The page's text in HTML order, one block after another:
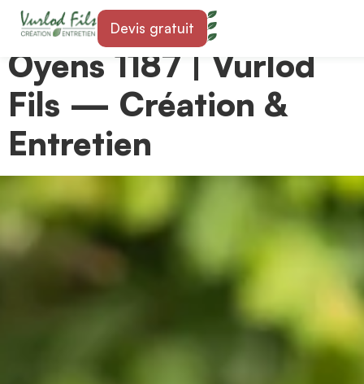
Devis gratuit
Paysagiste à Saint-
Oyens 1187 | Vurlod
Fils — Création &
Entretien